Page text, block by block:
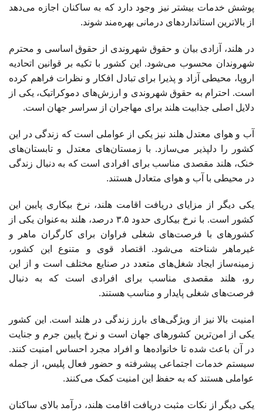
پوشش خدمات بیشتر نیز وجود دارد که به ساکنان اجازه می‌دهد
از بالاترین استانداردهای درمانی بهره‌مند شوند.
در هلند، آزادی بیان و حقوق شهروندی از حقوق اساسی و محترم
شهروندان محسوب می‌شود. این کشور با تکیه بر قوانین اتحادیه
اروپا، محیطی آزاد و پذیرا برای تبادل افکار و نظرات فراهم کرده
است. احترام به حقوق شهروندی و ارزش‌های دموکراتیک، یکی از
دلایل اصلی جذابیت هلند برای مهاجران از سراسر جهان است.
آب و هوای معتدل هلند نیز یکی از عواملی است که زندگی در این
کشور را دلپذیر می‌سازد. با زمستان‌های معتدل و تابستان‌های
خنک، هلند مقصدی مناسب برای افرادی است که به دنبال زندگی
در محیطی با آب و هوای متعادل هستند.
یکی دیگر از مزایای دریافت اقامت هلند، نرخ بیکاری پایین این
کشور است. با نرخ بیکاری حدود ۳.۵ درصد، هلند به‌عنوان یکی از
کشورهای با فرصت‌های شغلی فراوان برای کارگران ماهر و
غیرماهر شناخته می‌شود. اقتصاد قوی و متنوع این کشور،
زمینه‌ساز ایجاد شغل‌های متعدد در صنایع مختلف است و از این
رو، هلند مقصدی مناسب برای افرادی است که به دنبال
فرصت‌های شغلی پایدار و مناسب هستند.
امنیت بالا نیز از ویژگی‌های بارز زندگی در هلند است. این کشور
یکی از امن‌ترین کشورهای جهان است و نرخ پایین جرم و جنایت
در آن باعث شده تا خانواده‌ها و افراد مجرد احساس امنیت کنند.
سیستم خدمات اجتماعی پیشرفته و حضور فعال پلیس، از جمله
عواملی هستند که به حفظ این امنیت کمک می‌کنند.
یکی دیگر از نکات مثبت دریافت اقامت هلند، درآمد بالای ساکنان